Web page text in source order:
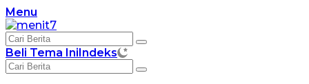
Langsung
ke
konten
Menu
Beli Tema IniIndeks